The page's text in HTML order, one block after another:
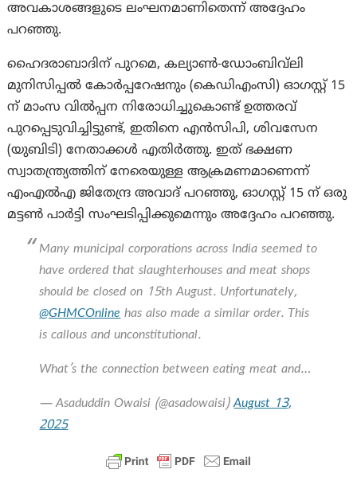
അവകാശങ്ങളുടെ ലംഘനമാണിതെന്ന് അദ്ദേഹം
പറഞ്ഞു.
ഹൈദരാബാദിന് പുറമെ, കല്യാൺ-ഡോംബിവ്‌ലി
മുനിസിപ്പൽ കോർപ്പറേഷനും (കെഡിഎംസി) ഓഗസ്റ്റ് 15
ന് മാംസ വിൽപ്പന നിരോധിച്ചുകൊണ്ട് ഉത്തരവ്
പുറപ്പെടുവിച്ചിട്ടുണ്ട്, ഇതിനെ എൻസിപി, ശിവസേന
(യുബിടി) നേതാക്കൾ എതിർത്തു. ഇത് ഭക്ഷണ
സ്വാതന്ത്ര്യത്തിന് നേരെയുള്ള ആക്രമണമാണെന്ന്
എംഎൽഎ ജിതേന്ദ്ര അവാദ് പറഞ്ഞു, ഓഗസ്റ്റ് 15 ന് ഒരു
മട്ടൺ പാർട്ടി സംഘടിപ്പിക്കുമെന്നും അദ്ദേഹം പറഞ്ഞു.
Many municipal corporations across India seemed to
have ordered that slaughterhouses and meat shops
should be closed on 15th August. Unfortunately,
@GHMCOnlinehas also made a similar order. This
is callous and unconstitutional.
What’s the connection between eating meat and…
— Asaduddin Owaisi (@asadowaisi)August 13,
2025